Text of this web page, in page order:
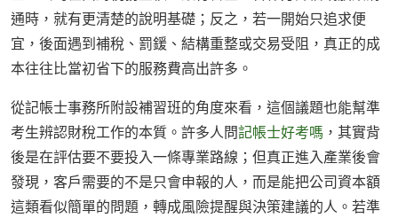
通時，就有更清楚的說明基礎；反之，若一開始只追求便
宜，後面遇到補稅、罰鍰、結構重整或交易受阻，真正的成
本往往比當初省下的服務費高出許多。
從記帳士事務所附設補習班的角度來看，這個議題也能幫準
考生辨認財稅工作的本質。許多人問記帳士好考嗎 ，其實背
後是在評估要不要投入一條專業路線；但真正進入產業後會
發現，客戶需要的不是只會申報的人，而是能把公司資本額
這類看似簡單的問題，轉成風險提醒與決策建議的人。若準